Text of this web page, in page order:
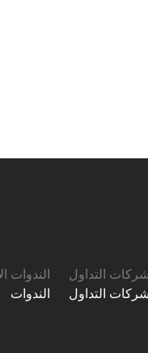
شركات التداول
شركات التداول
الندوات
الندوات